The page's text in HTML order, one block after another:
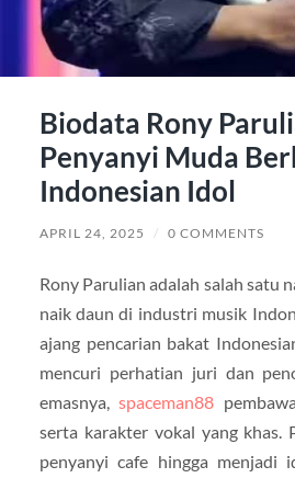
Biodata Rony
Penyanyi Muda
Indonesian Idol
APRIL 24, 2025 / 0 COMMENTS
Rony Parulian adalah salah satu
naik daun di industri musik
ajang pencarian bakat
mencuri perhatian juri dan
emasnya,spaceman88
serta karakter vokal yang khas.
penyanyi cafe hingga menjadi